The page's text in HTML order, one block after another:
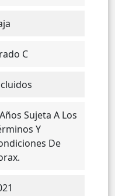
C
Sujeta A Los
Y
De